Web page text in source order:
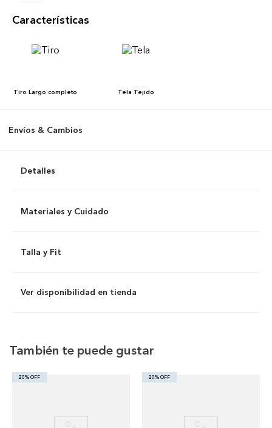
Características
Tiro Largo completo Tela Tejido
Envíos & Cambios
Detalles
Materiales y Cuidado
Talla y Fit
Ver disponibilidad en tienda
También te puede gustar
20% OFF 20% OFF